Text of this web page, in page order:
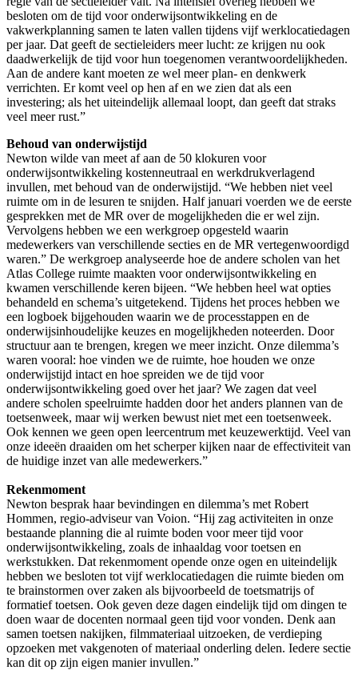
besloten om de tijd voor onderwijsontwikkeling en de
vakwerkplanning samen te laten vallen tijdens vijf werklocatiedagen
per jaar. Dat geeft de sectieleiders meer lucht: ze krijgen nu ook
daadwerkelijk de tijd voor hun toegenomen verantwoordelijkheden.
Aan de andere kant moeten ze wel meer plan- en denkwerk
verrichten. Er komt veel op hen af en we zien dat als een
investering; als het uiteindelijk allemaal loopt, dan geeft dat straks
veel meer rust.”
Behoud van onderwijstijd
Newton wilde van meet af aan de 50 klokuren voor
onderwijsontwikkeling kostenneutraal en werkdrukverlagend
invullen, met behoud van de onderwijstijd. “We hebben niet veel
ruimte om in de lesuren te snijden. Half januari voerden we de eerste
gesprekken met de MR over de mogelijkheden die er wel zijn.
Vervolgens hebben we een werkgroep opgesteld waarin
medewerkers van verschillende secties en de MR vertegenwoordigd
waren.” De werkgroep analyseerde hoe de andere scholen van het
Atlas College ruimte maakten voor onderwijsontwikkeling en
kwamen verschillende keren bijeen. “We hebben heel wat opties
behandeld en schema’s uitgetekend. Tijdens het proces hebben we
een logboek bijgehouden waarin we de processtappen en de
onderwijsinhoudelijke keuzes en mogelijkheden noteerden. Door
structuur aan te brengen, kregen we meer inzicht. Onze dilemma’s
waren vooral: hoe vinden we de ruimte, hoe houden we onze
onderwijstijd intact en hoe spreiden we de tijd voor
onderwijsontwikkeling goed over het jaar? We zagen dat veel
andere scholen speelruimte hadden door het anders plannen van de
toetsenweek, maar wij werken bewust niet met een toetsenweek.
Ook kennen we geen open leercentrum met keuzewerktijd. Veel van
onze ideeën draaiden om het scherper kijken naar de effectiviteit van
de huidige inzet van alle medewerkers.”
Rekenmoment
Newton besprak haar bevindingen en dilemma’s met Robert
Hommen, regio-adviseur van Voion. “Hij zag activiteiten in onze
bestaande planning die al ruimte boden voor meer tijd voor
onderwijsontwikkeling, zoals de inhaaldag voor toetsen en
werkstukken. Dat rekenmoment opende onze ogen en uiteindelijk
hebben we besloten tot vijf werklocatiedagen die ruimte bieden om
te brainstormen over zaken als bijvoorbeeld de toetsmatrijs of
formatief toetsen. Ook geven deze dagen eindelijk tijd om dingen te
doen waar de docenten normaal geen tijd voor vonden. Denk aan
samen toetsen nakijken, filmmateriaal uitzoeken, de verdieping
opzoeken met vakgenoten of materiaal onderling delen. Iedere sectie
kan dit op zijn eigen manier invullen.”